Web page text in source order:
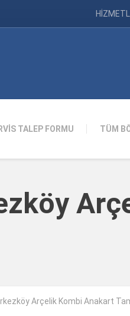
TALEP FORMU TÜM
Arçelik Kombi Anakart